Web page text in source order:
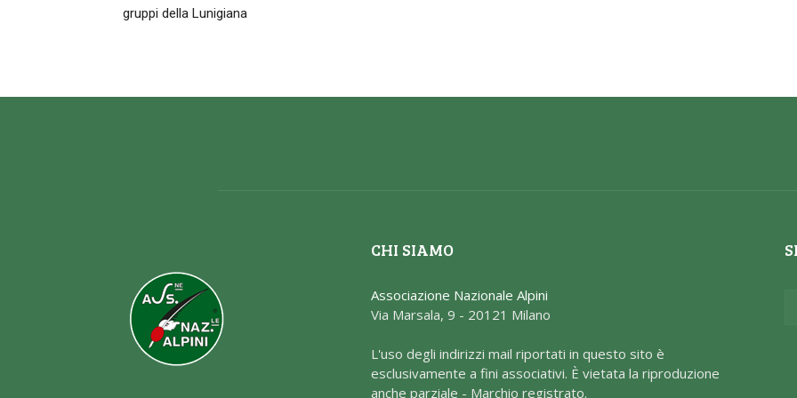
gruppi della Lunigiana
CHI SIAMO
Associazione Nazionale Alpini
Via Marsala, 9 - 20121 Milano
L'uso degli indirizzi mail riportati in questo sito è
esclusivamente a fini associativi. È vietata la riproduzione
anche parziale - Marchio registrato.